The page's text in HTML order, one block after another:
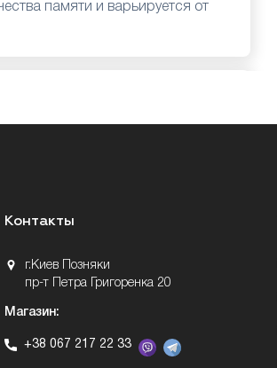
памяти и варьируется от
Контакты
г.Киев Позняки
пр-т Петра Григоренка 20
Магазин:
+38 067 217 22 33